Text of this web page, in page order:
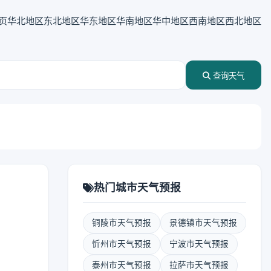
华北地区东北地区华东地区华南地区华中地区西南地区西北地区
查询天气
热门城市天气预报
铜陵市天气预报 景德镇市天气预报
忻州市天气预报 宁波市天气预报
泰州市天气预报 拉萨市天气预报